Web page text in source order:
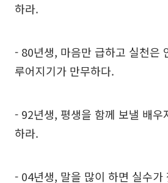
하라.
- 80년생, 마음만 급하고 실천은
루어지기가 만무하다.
- 92년생, 평생을 함께 보낼 배우
하라.
- 04년생, 말을 많이 하면 실수가